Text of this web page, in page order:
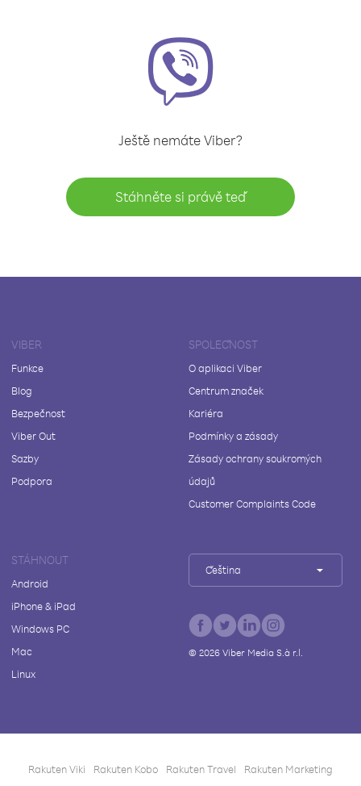
Ještě nemáte Viber?
Stáhněte si právě teď
VIBER
Funkce
Blog
Bezpečnost
Viber Out
Sazby
Podpora
SPOLEČNOST
O aplikaci Viber
Centrum značek
Kariéra
Podmínky a zásady
Zásady ochrany soukromých
údajů
Customer Complaints Code
STÁHNOUT
Android
iPhone & iPad
Windows PC
Mac
Linux
Čeština
© 2026Viber Media S.à r.l.
Rakuten Viki Rakuten Kobo Rakuten Travel Rakuten Marketing